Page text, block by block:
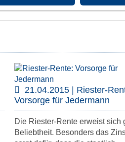
21.04.2015 | Riester-
Vorsorge für Jedermann
Die Riester-Rente erweist sich
Beliebtheit. Besonders das